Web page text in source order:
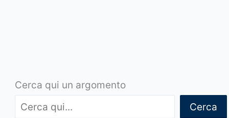
Cerca qui un argomento
Cerca